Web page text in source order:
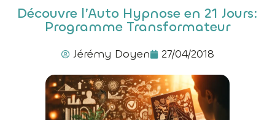
Découvre l’Auto Hypnose en 21 Jours:
Programme Transformateur
Jérémy Doyen 27/04/2018